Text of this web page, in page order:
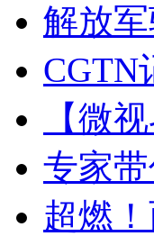
解放
CGTN
【微
专家
超燃